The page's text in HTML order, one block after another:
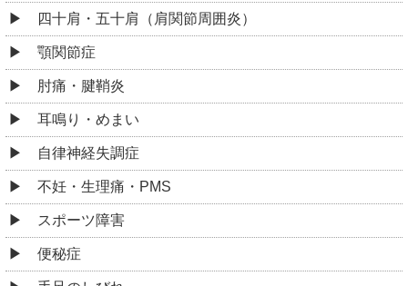
四十肩・五十肩（肩関節周囲炎）
顎関節症
肘痛・腱鞘炎
耳鳴り・めまい
自律神経失調症
不妊・生理痛・PMS
スポーツ障害
便秘症